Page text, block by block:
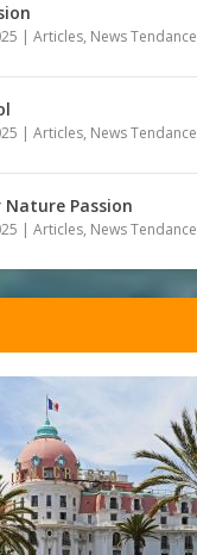
|Articles, News Tendance
|Articles, News Tendance
Nature Passion
|Articles, News Tendance